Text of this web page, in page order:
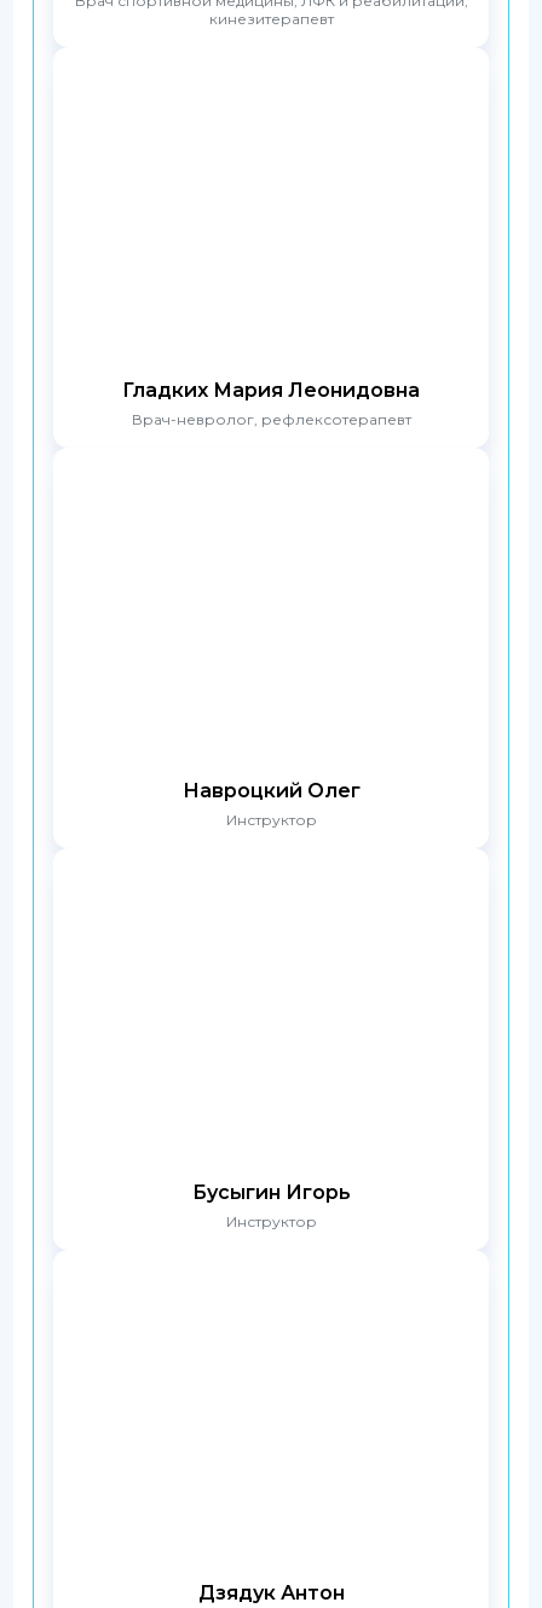
кинезитерапевт
Гладких Мария Леонидовна
Врач-невролог, рефлексотерапевт
Навроцкий Олег
Инструктор
Бусыгин Игорь
Инструктор
Дзядук Антон